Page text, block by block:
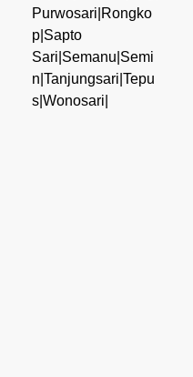
Purwosari|Rongko
p|Sapto
Sari|Semanu|Semi
n|Tanjungsari|Tepu
s|Wonosari|